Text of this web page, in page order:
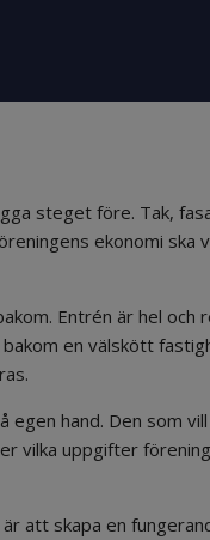
steget före. Tak,
ekonomi ska
Entrén är hel och
en välskött
egen hand. Den som
vilka uppgifter
att skapa en